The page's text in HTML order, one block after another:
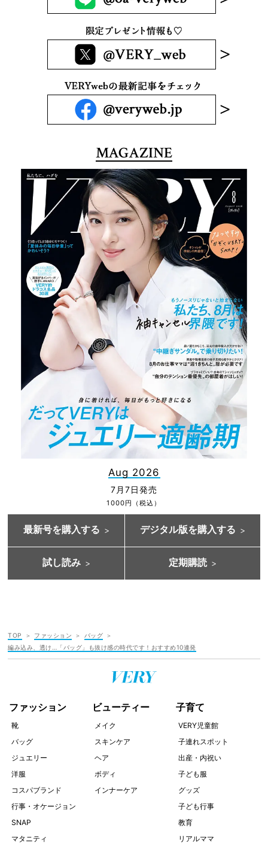
MAGAZINE
Aug 2026
7月7日発売
1000円（税込）
最新号を購入する デジタル版を購入する
試し読み 定期購読
TOP ファッション
バッグ
編み込み、透け…「バッグ」も抜け感の時代です！おすすめ10連発
ファッション
靴
バッグ
ジュエリー
洋服
コスパブランド
行事・オケージョン
SNAP
マタニティ
ビューティー
メイク
スキンケア
ヘア
ボディ
インナーケア
子育て
VERY児童館
子連れスポット
出産・内祝い
子ども服
グッズ
子ども行事
教育
リアルママ